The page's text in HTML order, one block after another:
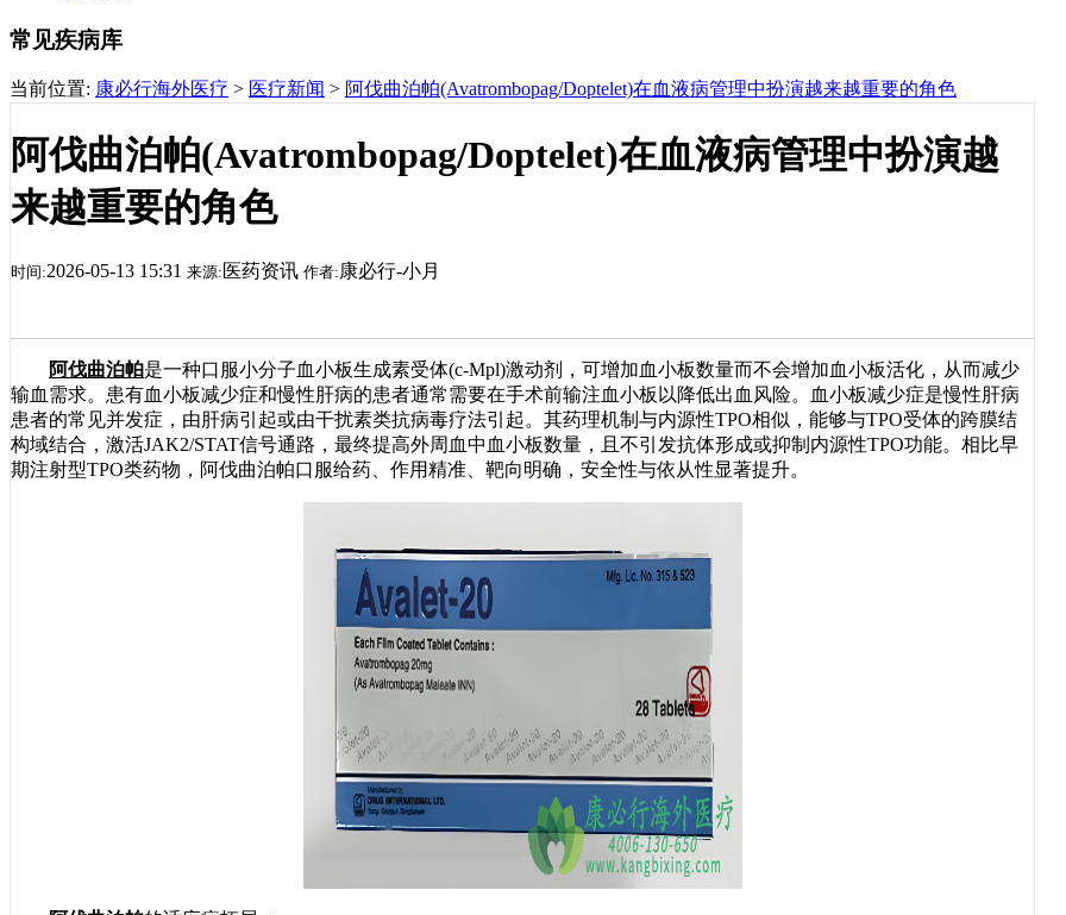
常见疾病库
当前位置: 康必行海外医疗 > 医疗新闻 > 阿伐曲泊帕(Avatrombopag/Doptelet)在血液病管理中扮演越来越重要的角色
阿伐曲泊帕(Avatrombopag/Doptelet)在血液病管理中扮演越
来越重要的角色
时间:2026-05-13 15:31 来源: 医药资讯 作者: 康必行-小月
阿伐曲泊帕是一种口服小分子血小板生成素受体(c-Mpl)激动剂，可增加血小板数量而不会增加血小板活化，从而减少
输血需求。患有血小板减少症和慢性肝病的患者通常需要在手术前输注血小板以降低出血风险。血小板减少症是慢性肝病
患者的常见并发症，由肝病引起或由干扰素类抗病毒疗法引起。其药理机制与内源性TPO相似，能够与TPO受体的跨膜结
构域结合，激活JAK2/STAT信号通路，最终提高外周血中血小板数量，且不引发抗体形成或抑制内源性TPO功能。相比早
期注射型TPO类药物，阿伐曲泊帕口服给药、作用精准、靶向明确，安全性与依从性显著提升。